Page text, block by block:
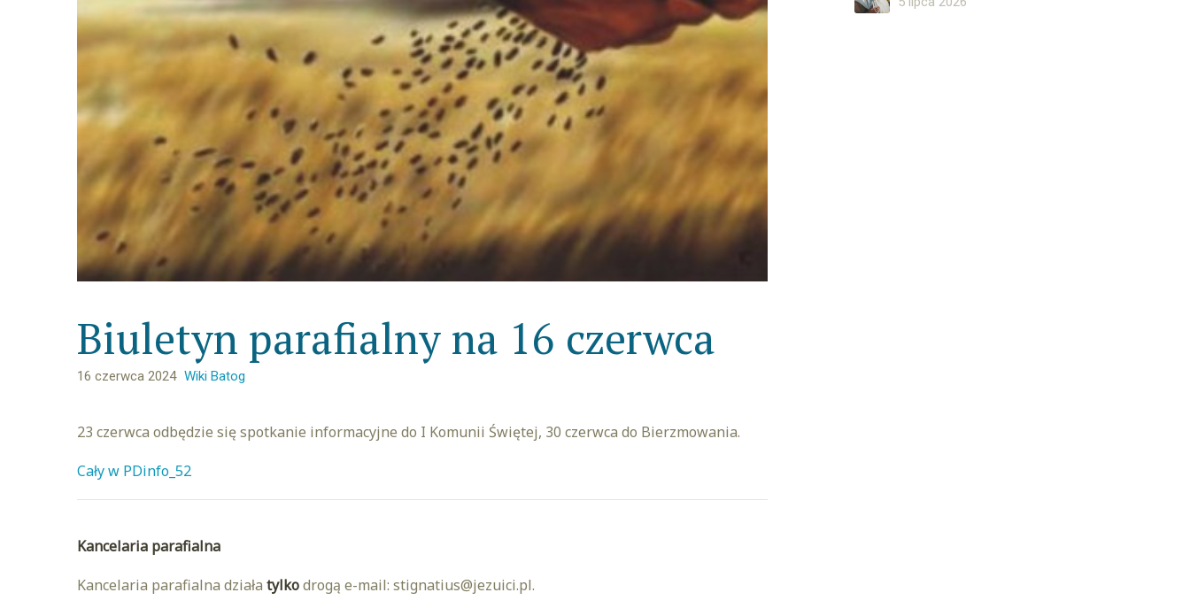
Biuletyn parafialny na 16 czerwca
16 czerwca 2024 Wiki Batog
23 czerwca odbędzie się spotkanie informacyjne do I Komunii Świętej, 30 czerwca do Bierzmowania.
Cały w PDinfo_52
Kancelaria parafialna
Kancelaria parafialna działa tylkodrogą e-mail: stignatius@jezuici.pl.